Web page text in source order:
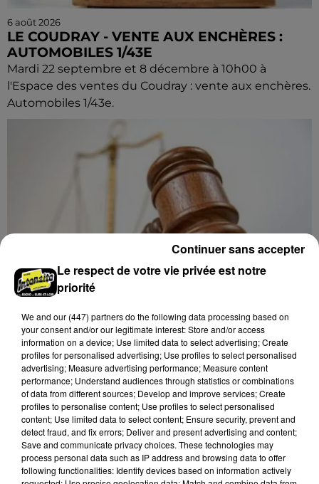
6 août 2026
LE COUDRAY - VENTE AUX ENCHÈRES :
AUTOMOBILES 1/43E
Mardi 22 septembre et 8 décembre à 10h00 à
l'Espace des ventes du Coudray : vente aux enchères.
Automobiles 1/43e.
6 août 2026
LE COUDRAY - VENTE AUX ENCHÈRES :
AUTOMOBILES 1/43E
Mardi 22 septembre et 8 décembre à 10h00 à
l'Espace des ventes du Coudray : vente aux enchères.
Automobiles 1/43e.
Le respect de votre vie privée est notre
priorité
We and our (447) partnersdo the following data processing based on
your consent and/or our legitimate interest: Store and/or access
information on a device; Use limited data to select advertising; Create
profiles for personalised advertising; Use profiles to select personalised
advertising; Measure advertising performance; Measure content
performance; Understand audiences through statistics or combinations
of data from different sources; Develop and improve services; Create
profiles to personalise content; Use profiles to select personalised
content; Use limited data to select content; Ensure security, prevent and
detect fraud, and fix errors; Deliver and present advertising and content;
Save and communicate privacy choices. These technologies may
process personal data such as IP address and browsing data to offer
following functionalities: Identify devices based on information actively
Continuer sans accepter